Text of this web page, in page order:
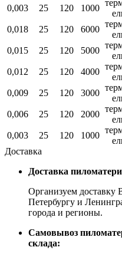
0,003 25 120 1000
0,018 25 120 6000
0,015 25 120 5000
0,012 25 120 4000
0,009 25 120 3000
0,006 25 120 2000
0,003 25 120 1000
Доставка
Доставка
Организуем доставку
Петербургу и
города и регионы.
Самовывоз
склада: